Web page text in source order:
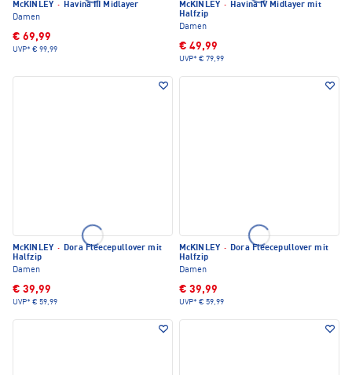
McKINLEY · Havina III Midlayer
Damen
€ 69,99
UVP* € 99,99
McKINLEY · Havina IV Midlayer mit
Halfzip
Damen
€ 49,99
UVP* € 79,99
McKINLEY · Dora Fleecepullover mit
Halfzip
Damen
€ 39,99
UVP* € 59,99
McKINLEY · Dora Fleecepullover mit
Halfzip
Damen
€ 39,99
UVP* € 59,99